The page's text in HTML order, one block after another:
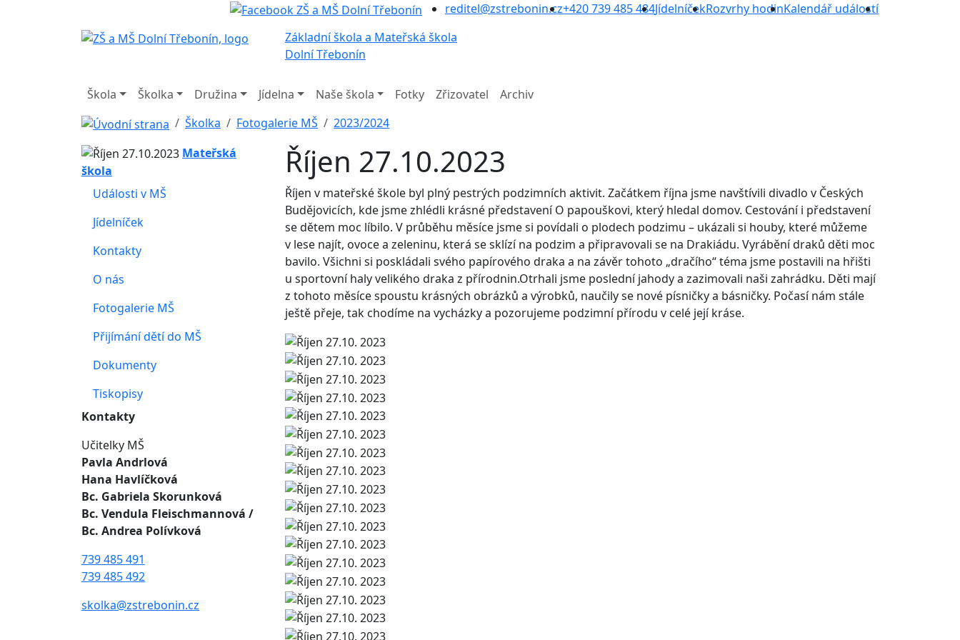
reditel@zstrebonin.cz+420 739 485 484JídelníčekRozvrhy hodinKalendář událostí
Základní škola a Mateřská škola
Dolní Třebonín
Škola Školka Družina Jídelna Naše škola Fotky Zřizovatel
Archiv
Školka
Fotogalerie MŠ 2023/2024
Říjen 27.10.2023
Říjen v mateřské škole byl plný pestrých podzimních aktivit. Začátkem října jsme navštívili divadlo v Českých
Budějovicích, kde jsme zhlédli krásné představení O papouškovi, který hledal domov. Cestování i představení
se dětem moc líbilo. V průběhu měsíce jsme si povídali o plodech podzimu – ukázali si houby, které můžeme
v lese najít, ovoce a zeleninu, která se sklízí na podzim a připravovali se na Drakiádu. Vyrábění draků děti moc
bavilo. Všichni si poskládali svého papírového draka a na závěr tohoto „dračího“ téma jsme postavili na hřišti
u sportovní haly velikého draka z přírodnin.Otrhali jsme poslední jahody a zazimovali naši zahrádku. Děti mají
z tohoto měsíce spoustu krásných obrázků a výrobků, naučily se nové písničky a básničky. Počasí nám stále
ještě přeje, tak chodíme na vycházky a pozorujeme podzimní přírodu v celé její kráse.
Mateřská
škola
Události v MŠ
Jídelníček
Kontakty
O nás
Fotogalerie MŠ
Přijímání dětí do MŠ
Dokumenty
Tiskopisy
Kontakty
Učitelky MŠ
Pavla Andrlová
Hana Havlíčková
Bc. Gabriela Skorunková
Bc. Vendula Fleischmannová /
Bc. Andrea Polívková
739 485 491
739 485 492
skolka@zstrebonin.cz